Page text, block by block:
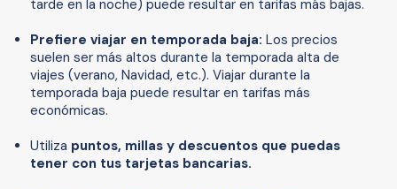
tarde en la noche) puede resultar en tarifas más bajas.
Prefiere viajar en temporada baja: Los precios
suelen ser más altos durante la temporada alta de
viajes (verano, Navidad, etc.). Viajar durante la
temporada baja puede resultar en tarifas más
económicas.
Utiliza puntos, millas y descuentos que puedas
tener con tus tarjetas bancarias.